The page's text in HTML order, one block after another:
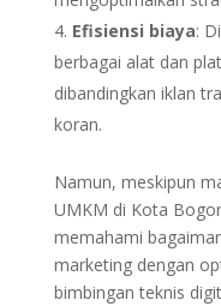
Efisiensi biaya:
berbagai alat dan
dibandingkan iklan
koran.
Namun, meskipun
UMKM di Kota
memahami
marketing dengan
bimbingan teknis